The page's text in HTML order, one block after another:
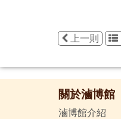
上一則
關於滷博館
滷博館介紹